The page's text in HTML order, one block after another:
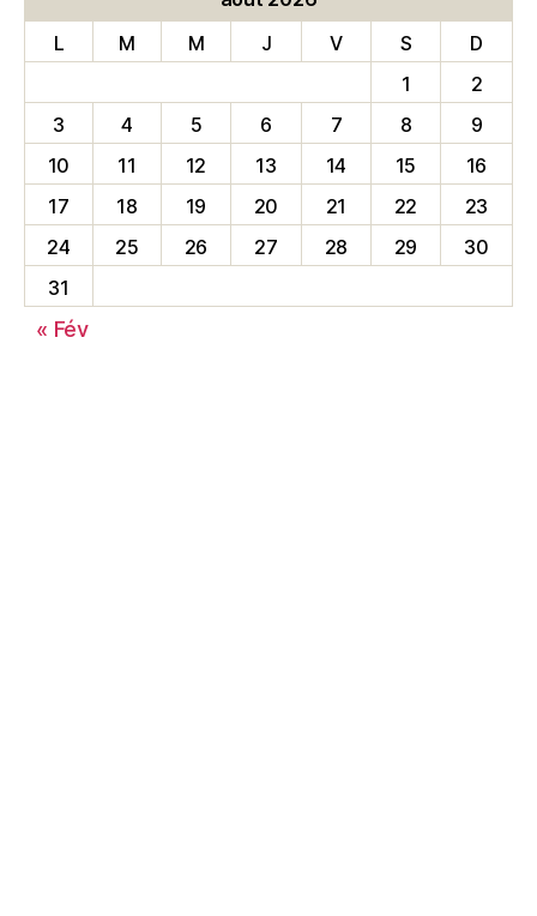
L
M M J V S
D
1
2
3
4 5 6 7 8
9
10
11 12 13 14 15
16
17
18 19 20 21 22
23
24
25 26 27 28 29
30
31
« Fév